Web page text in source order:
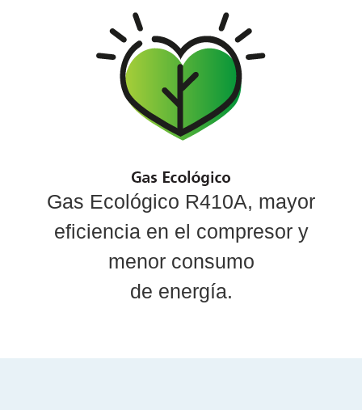
Gas Ecológico R410A, mayor
eficiencia en el compresor y
menor consumo
de energía.